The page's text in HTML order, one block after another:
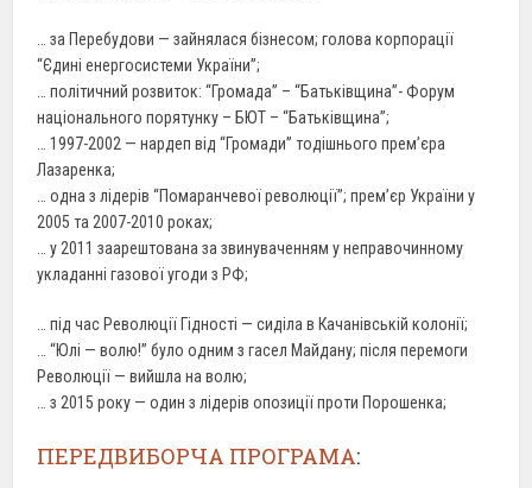
… за Перебудови — зайнялася бізнесом; голова корпорації
“Єдині енергосистеми України”;
… політичний розвиток: “Громада” – “Батьківщина”- Форум
національного порятунку – БЮТ – “Батьківщина”;
… 1997-2002 — нардеп від “Громади” тодішнього прем’єра
Лазаренка;
… одна з лідерів “Помаранчевої революції”; прем’єр України у
2005 та 2007-2010 роках;
… у 2011 заарештована за звинуваченням у неправочинному
укладанні газової угоди з РФ;
… під час Революції Гідності — сиділа в Качанівській колонії;
… “Юлі — волю!” було одним з гасел Майдану; після перемоги
Революції — вийшла на волю;
… з 2015 року — один з лідерів опозиції проти Порошенка;
ПЕРЕДВИБОРЧА ПРОГРАМА: